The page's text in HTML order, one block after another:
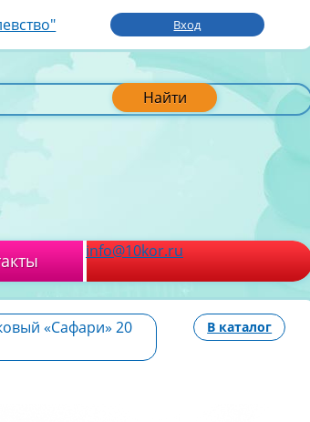
Вход
Найти
info@10kor.ru
«Сафари» 20
В каталог